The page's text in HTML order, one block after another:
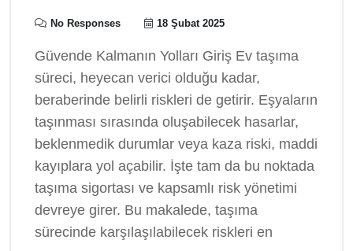
No Responses 18 Şubat 2025
Güvende Kalmanın Yolları Giriş Ev taşıma
süreci, heyecan verici olduğu kadar,
beraberinde belirli riskleri de getirir. Eşyaların
taşınması sırasında oluşabilecek hasarlar,
beklenmedik durumlar veya kaza riski, maddi
kayıplara yol açabilir. İşte tam da bu noktada
taşıma sigortası ve kapsamlı risk yönetimi
devreye girer. Bu makalede, taşıma
sürecinde karşılaşılabilecek riskleri en